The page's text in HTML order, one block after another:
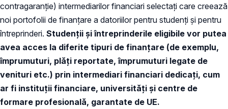
contragaranție) intermediarilor financiari selectați care creează
noi portofolii de finanțare a datoriilor pentru studenți și pentru
întreprinderi. Studenții și întreprinderile eligibile vor putea
avea acces la diferite tipuri de finanțare (de exemplu,
împrumuturi, plăți reportate, împrumuturi legate de
venituri etc.) prin intermediari financiari dedicați, cum
ar fi instituții financiare, universități și centre de
formare profesională, garantate de UE.